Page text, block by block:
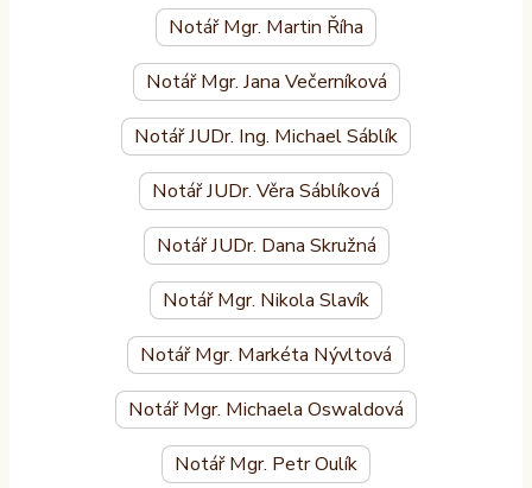
Notář Mgr. Martin Říha
Notář Mgr. Jana Večerníková
Notář JUDr. Ing. Michael Sáblík
Notář JUDr. Věra Sáblíková
Notář JUDr. Dana Skružná
Notář Mgr. Nikola Slavík
Notář Mgr. Markéta Nývltová
Notář Mgr. Michaela Oswaldová
Notář Mgr. Petr Oulík